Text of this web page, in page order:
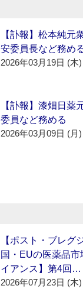
【訃報】松本純元
安委員長など務め
2026年03月19日 (木)
【訃報】漆畑日薬
委員など務める
2026年03月09日 (月)
【ポスト・ブレグ
国・EUの医薬品
イアンス】第4回…
2026年07月23日 (木)